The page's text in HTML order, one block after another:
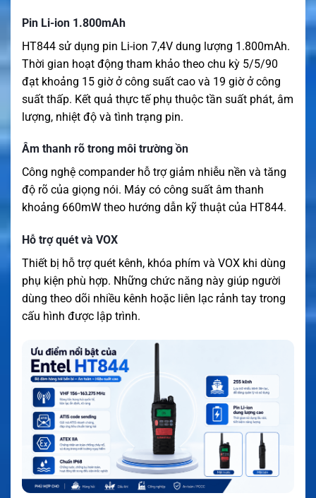
Pin Li-ion 1.800mAh
HT844 sử dụng pin Li-ion 7,4V dung lượng 1.800mAh.
Thời gian hoạt động tham khảo theo chu kỳ 5/5/90
đạt khoảng 15 giờ ở công suất cao và 19 giờ ở công
suất thấp. Kết quả thực tế phụ thuộc tần suất phát, âm
lượng, nhiệt độ và tình trạng pin.
Âm thanh rõ trong môi trường ồn
Công nghệ compander hỗ trợ giảm nhiễu nền và tăng
độ rõ của giọng nói. Máy có công suất âm thanh
khoảng 660mW theo hướng dẫn kỹ thuật của HT844.
Hỗ trợ quét và VOX
Thiết bị hỗ trợ quét kênh, khóa phím và VOX khi dùng
phụ kiện phù hợp. Những chức năng này giúp người
dùng theo dõi nhiều kênh hoặc liên lạc rảnh tay trong
cấu hình được lập trình.